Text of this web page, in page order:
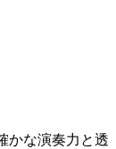
かな演奏力と透